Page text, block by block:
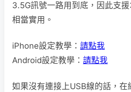
3.5G訊號一路用到底，因此支
相當實用。
iPhone設定教學： 請點我
Android設定教學： 請點我
如果沒有連接上USB線的話，在